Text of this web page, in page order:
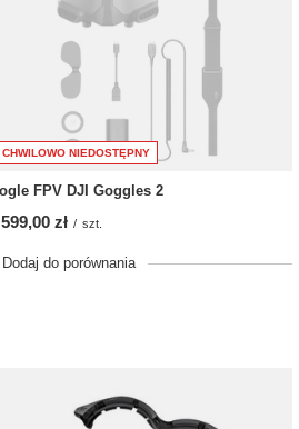
CHWILOWO NIEDOSTĘPNY
FPV DJI Goggles 2
zł / szt.
do porównania